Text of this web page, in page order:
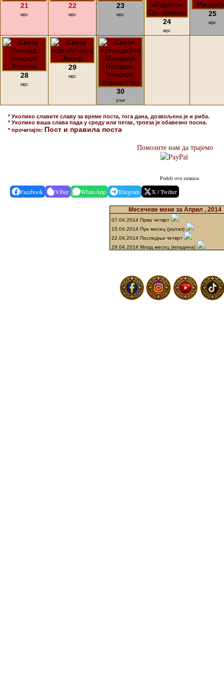
21
мрс
22
мрс
23
мрс
24
мрс
25
мрс
28
мрс
29
мрс
30
уље
* Уколико славите славу за време поста, тога дана, дозвољена је и риба.
* Уколико ваша слава пада у среду или петак, трпеза је обавезно посна.
* прочитајте: Пост и правила поста
Помозите нам да трајемо
Podeli ovu stranicu
Facebook Viber WhatsApp Telegram X / Twitter
Месечеве мене за Април , 2014
07.04.2014 Прва четврт
15.04.2014 Пун месец (уштап)
22.04.2014 Последња четврт
29.04.2014 Млад месец (младина)